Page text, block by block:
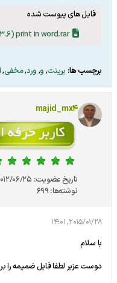
فایل های پیوست شده
print in word.rar(13.6 کیلو بایت, مشاهدات 21)
برچسب ها: پرینت, و, ورد,مخفی,
majid_mx4
تاریخ عضویت: 06/25
نوشته‌ها:699
2015/01/28, 14:01
با سلام
دوست عزیر لطفا فایل ضمیمه را